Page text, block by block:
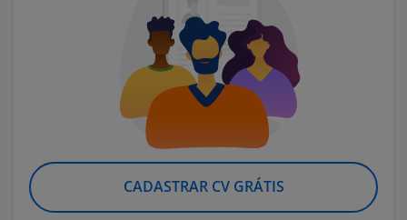
CADASTRAR CV GRÁTIS